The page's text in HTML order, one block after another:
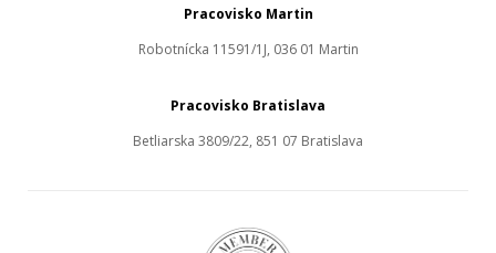
Pracovisko Martin
Robotnícka 11591/1J, 036 01 Martin
Pracovisko Bratislava
Betliarska 3809/22, 851 07 Bratislava